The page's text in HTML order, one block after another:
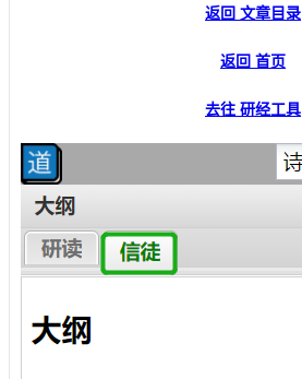
返回 文章目录
返回 首页
去往 研经工具